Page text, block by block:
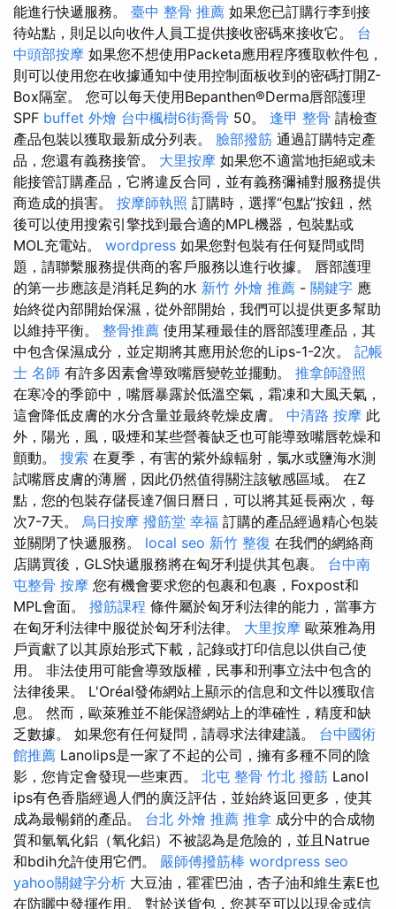
能進行快遞服務。 臺中 整骨 推薦 如果您已訂購行李到接
待站點，則足以向收件人員工提供接收密碼來接收它。 台
中頭部按摩 如果您不想使用Packeta應用程序獲取軟件包，
則可以使用您在收據通知中使用控制面板收到的密碼打開Z-
Box隔室。 您可以每天使用Bepanthen®Derma唇部護理
SPF buffet 外燴 台中楓樹6街喬骨 50。 逢甲 整骨 請檢查
產品包裝以獲取最新成分列表。 臉部撥筋 通過訂購特定產
品，您還有義務接管。 大里按摩 如果您不適當地拒絕或未
能接管訂購產品，它將違反合同，並有義務彌補對服務提供
商造成的損害。 按摩師執照 訂購時，選擇“包點”按鈕，然
後可以使用搜索引擎找到最合適的MPL機器，包裝點或
MOL充電站。 wordpress 如果您對包裝有任何疑問或問
題，請聯繫服務提供商的客戶服務以進行收據。 唇部護理
的第一步應該是消耗足夠的水 新竹 外燴 推薦 - 關鍵字 應
始終從內部開始保濕，從外部開始，我們可以提供更多幫助
以維持平衡。 整骨推薦 使用某種最佳的唇部護理產品，其
中包含保濕成分，並定期將其應用於您的Lips-1-2次。 記帳
士 名師 有許多因素會導致嘴唇變乾並擺動。 推拿師證照
在寒冷的季節中，嘴唇暴露於低溫空氣，霜凍和大風天氣，
這會降低皮膚的水分含量並最終乾燥皮膚。 中清路 按摩 此
外，陽光，風，吸煙和某些營養缺乏也可能導致嘴唇乾燥和
顫動。 搜索 在夏季，有害的紫外線輻射，氯水或鹽海水測
試嘴唇皮膚的薄層，因此仍然值得關注該敏感區域。 在Z
點，您的包裝存儲長達7個日曆日，可以將其延長兩次，每
次7-7天。 烏日按摩 撥筋堂 幸福 訂購的產品經過精心包裝
並關閉了快遞服務。 local seo 新竹 整復 在我們的網絡商
店購買後，GLS快遞服務將在匈牙利提供其包裹。 台中南
屯整骨 按摩 您有機會要求您的包裹和包裹，Foxpost和
MPL會面。 撥筋課程 條件屬於匈牙利法律的能力，當事方
在匈牙利法律中服從於匈牙利法律。 大里按摩 歐萊雅為用
戶貢獻了以其原始形式下載，記錄或打印信息以供自己使
用。 非法使用可能會導致版權，民事和刑事立法中包含的
法律後果。 L'Oréal發佈網站上顯示的信息和文件以獲取信
息。 然而，歐萊雅並不能保證網站上的準確性，精度和缺
乏數據。 如果您有任何疑問，請尋求法律建議。 台中國術
館推薦 Lanol​​ips是一家了不起的公司，擁有多種不同的陰
影，您肯定會發現一些東西。 北屯 整骨 竹北 撥筋 Lanol​​
ips有色香脂經過人們的廣泛評估，並始終返回更多，使其
成為最暢銷的產品。 台北 外燴 推薦 推拿 成分中的合成物
質和氫氧化鋁（氧化鋁）不被認為是危險的，並且Natrue
和bdih允許使用它們。 嚴師傅撥筋棒 wordpress seo
yahoo關鍵字分析 大豆油，霍霍巴油，杏子油和維生素E也
在防曬中發揮作用。 對於送貨包，您甚至可以以現金或信